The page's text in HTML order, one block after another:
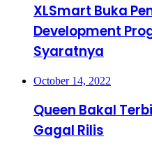
XLSmart Buka
Development
Syaratnya
October 14, 2022
Queen Bakal
Gagal Rilis